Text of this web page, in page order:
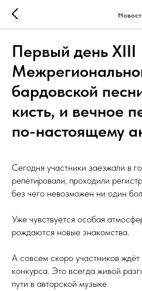
Первый день XIII
бардовской
кисть, и вечное
по-настоящему
Сегодня участники заезжали в
репетировали, проходили
без чего невозможен ни один
Уже чувствуется особая
рождаются новые знакомства.
А совсем скоро участников
конкурса. Это всегда живой
пути в авторской музыке.